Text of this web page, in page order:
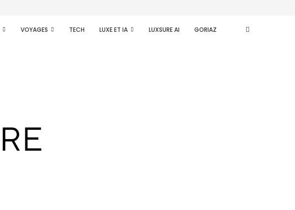
VOYAGES TECH LUXE ET IA LUXSURE AI GORIAZ